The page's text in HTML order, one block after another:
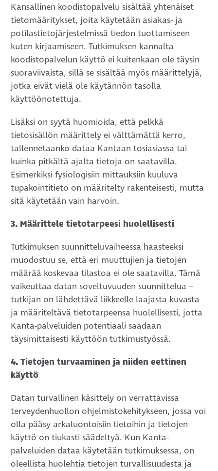
Kansallinen koodistopalvelu sisältää yhtenäiset
tietomääritykset, joita käytetään asiakas- ja
potilastietojärjestelmissä tiedon tuottamiseen
kuten kirjaamiseen. Tutkimuksen kannalta
koodistopalvelun käyttö ei kuitenkaan ole täysin
suoraviivaista, sillä se sisältää myös määrittelyjä,
jotka eivät vielä ole käytännön tasolla
käyttöönotettuja.
Lisäksi on syytä huomioida, että pelkkä
tietosisällön määrittely ei välttämättä kerro,
tallennetaanko dataa Kantaan tosiasiassa tai
kuinka pitkältä ajalta tietoja on saatavilla.
Esimerkiksi fysiologisiin mittauksiin kuuluva
tupakointitieto on määritelty rakenteisesti, mutta
sitä käytetään vain harvoin.
3. Määrittele tietotarpeesi huolellisesti
Tutkimuksen suunnitteluvaiheessa haasteeksi
muodostuu se, että eri muuttujien ja tietojen
määrää koskevaa tilastoa ei ole saatavilla. Tämä
vaikeuttaa datan soveltuvuuden suunnittelua –
tutkijan on lähdettävä liikkeelle laajasta kuvasta
ja määriteltävä tietotarpeensa huolellisesti, jotta
Kanta-palveluiden potentiaali saadaan
täysimittaisesti käyttöön tutkimustyössä.
4. Tietojen turvaaminen ja niiden eettinen
käyttö
Datan turvallinen käsittely on verrattavissa
terveydenhuollon ohjelmistokehitykseen, jossa voi
olla pääsy arkaluontoisiin tietoihin ja tietojen
käyttö on tiukasti säädeltyä. Kun Kanta-
palveluiden dataa käytetään tutkimuksessa, on
oleellista huolehtia tietojen turvallisuudesta ja